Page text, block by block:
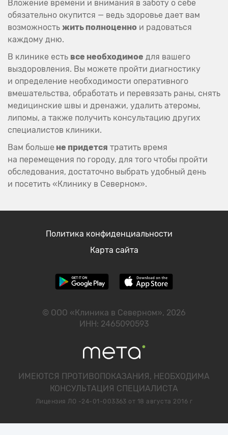
Вложение времени и внимания в заботу о себе
обязательно окупится — ведь здоровье дает вам
возможность жить полноценно и радоваться
каждому дню.
В клинике есть все необходимое для вашего
выздоровления. Вы можете пройти диагностику
и определение необходимости оперативного
вмешательства, обработать и перевязать раны, снять
медицинские швы и дренажи, удалить атеромы,
липомы, а также получить консультацию других
специалистов клиники.
Вам больше не придется тратить время
на перемещения по городу, для того чтобы пройти
обследования, достаточно выбрать удобный день
и посетить «Клинику в Северном».
© ООО «Клиника в Северном», 2026
ИНН: 2465090593
Политика конфиденциальности
Карта сайта
ИМЕЮТСЯ ПРОТИВОПОКАЗАНИЯ, НЕОБХОДИМА
КОНСУЛЬТАЦИЯ СПЕЦИАЛИСТА
Лицензия ЛО -24-01-003363 от 18 августа 2016 г